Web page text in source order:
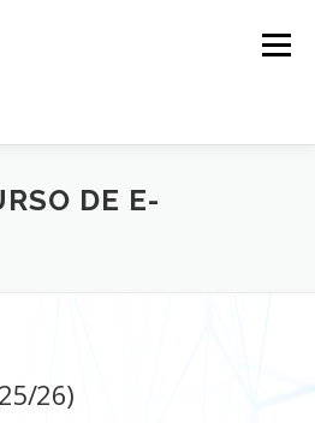
Menu
DE E-
26)